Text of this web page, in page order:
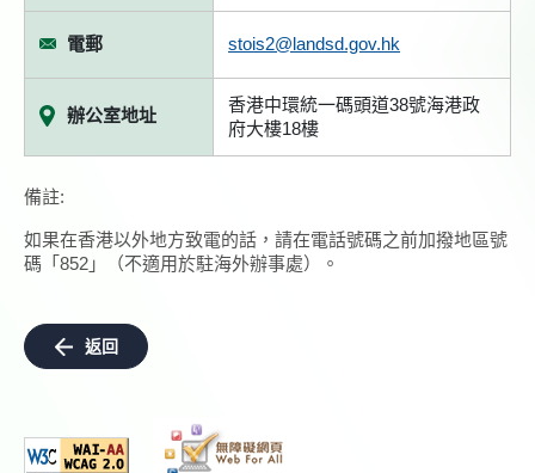
電郵 stois2@landsd.gov.hk
辦公室地址
香港中環統一碼頭道38號海港政
府大樓18樓
備註:
如果在香港以外地方致電的話，請在電話號碼之前加撥地區號
碼「852」（不適用於駐海外辦事處）。
返回